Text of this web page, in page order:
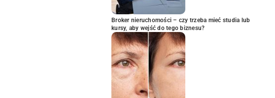
Broker nieruchomości – czy trzeba mieć studia lub
kursy, aby wejść do tego biznesu?